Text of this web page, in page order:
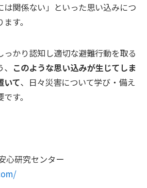
は関係ない」といった思い込みにつ
す。
っかり認知し適切な避難行動を取る
このような思い込みが生じてしま
いて、日々災害について学び・備え
す。
心研究センター